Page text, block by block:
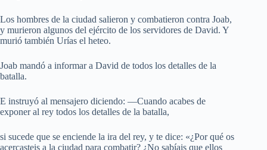
Los hombres de la ciudad salieron y combatieron contra Joab,
y murieron algunos del ejército de los servidores de David. Y
murió también Urías el heteo.
Joab mandó a informar a David de todos los detalles de la
batalla.
E instruyó al mensajero diciendo: —Cuando acabes de
exponer al rey todos los detalles de la batalla,
si sucede que se enciende la ira del rey, y te dice: «¿Por qué os
acercasteis a la ciudad para combatir? ¿No sabíais que ellos